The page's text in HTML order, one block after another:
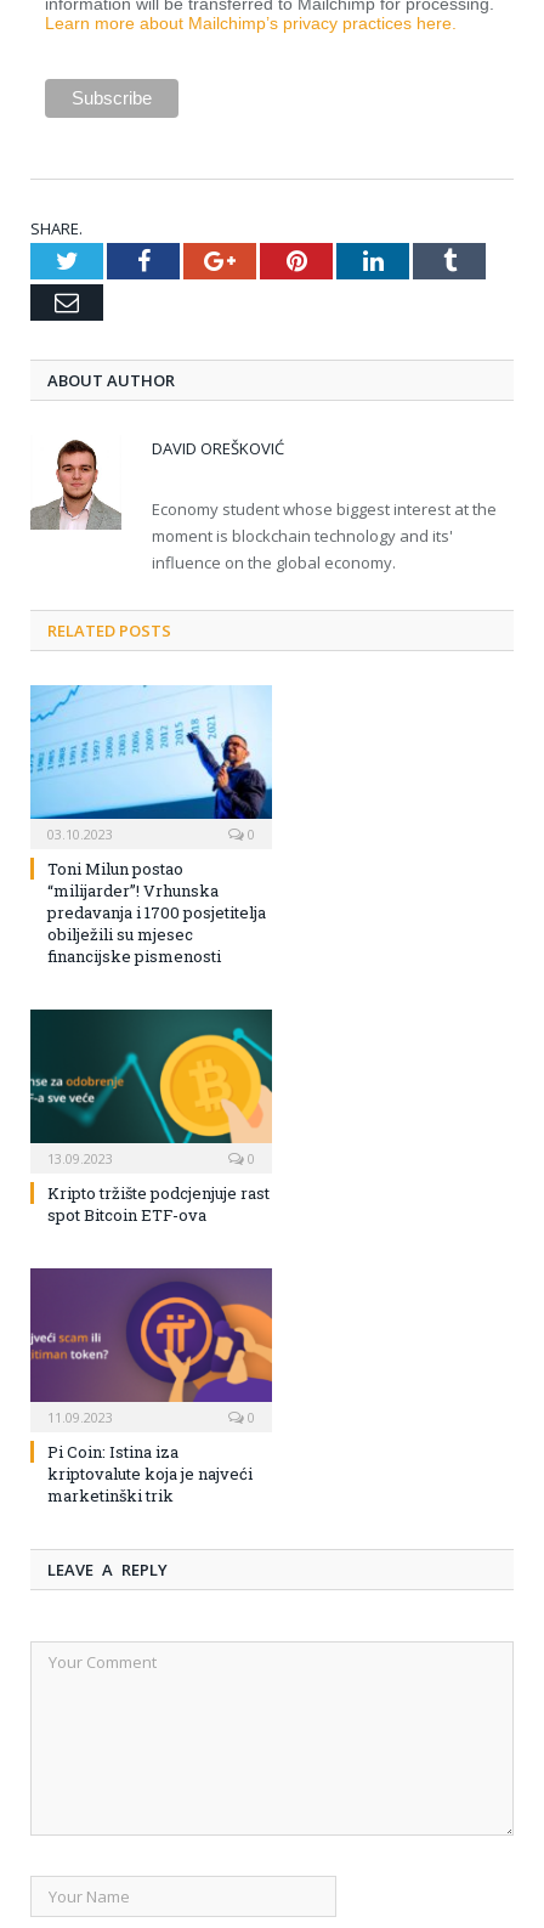
Learn more about Mailchimp’s privacy practices here.
SHARE.
TwitterFacebookGoogle+PinterestLinkedInTumblr
Email
ABOUT AUTHOR
DAVID OREŠKOVIĆ
Economy student whose biggest interest at the
moment is blockchain technology and its'
influence on the global economy.
RELATED POSTS
03.10.2023 0
Toni Milun postao
“milijarder”! Vrhunska
predavanja i 1700 posjetitelja
obilježili su mjesec
financijske pismenosti
13.09.2023 0
Kripto tržište podcjenjuje rast
spot Bitcoin ETF-ova
11.09.2023 0
Pi Coin: Istina iza
kriptovalute koja je najveći
marketinški trik
LEAVE A REPLY